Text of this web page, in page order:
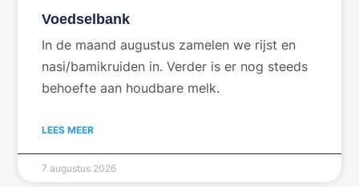
Voedselbank
In de maand augustus zamelen we rijst en
nasi/bamikruiden in. Verder is er nog steeds
behoefte aan houdbare melk.
LEES MEER
7 augustus 2026